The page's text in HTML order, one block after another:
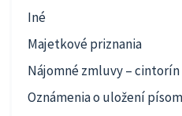
Iné
Majetkové priznania
Nájomné zmluvy – cintorín
Oznámenia o uložení